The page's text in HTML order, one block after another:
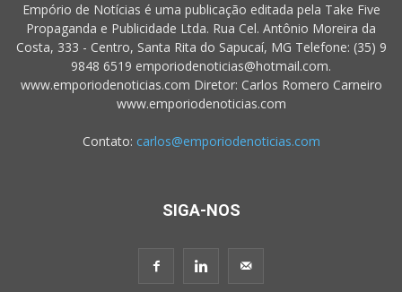
Empório de Notícias é uma publicação editada pela Take Five
Propaganda e Publicidade Ltda. Rua Cel. Antônio Moreira da
Costa, 333 - Centro, Santa Rita do Sapucaí, MG Telefone: (35) 9
9848 6519 emporiodenoticias@hotmail.com.
www.emporiodenoticias.com Diretor: Carlos Romero Carneiro
www.emporiodenoticias.com
Contato: carlos@emporiodenoticias.com
SIGA-NOS